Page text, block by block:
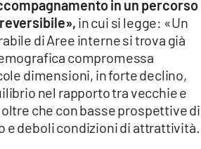
in un percorso
in cui si legge: «Un
di Aree interne si trova già
compromessa
dimensioni, in forte declino,
nel rapporto tra vecchie e
che con basse prospettive di
e deboli condizioni di attrattività.